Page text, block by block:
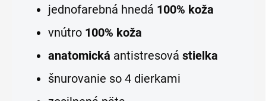
jednofarebná hnedá 100% koža
vnútro 100% koža
anatomická antistresová stielka
šnurovanie so 4 dierkami